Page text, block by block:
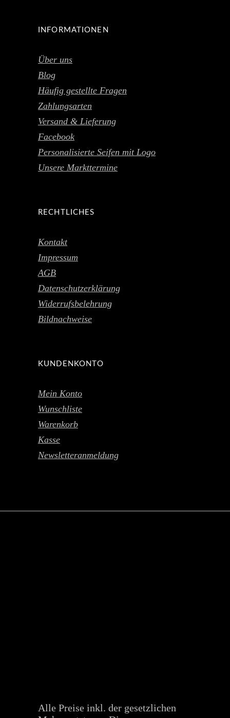
INFORMATIONEN
Über uns
Blog
Häufig gestellte Fragen
Zahlungsarten
Versand & Lieferung
Facebook
Personalisierte Seifen mit Logo
Unsere Markttermine
RECHTLICHES
Kontakt
Impressum
AGB
Datenschutzerklärung
Widerrufsbelehrung
Bildnachweise
KUNDENKONTO
Mein Konto
Wunschliste
Warenkorb
Kasse
Newsletteranmeldung
Alle Preise inkl. der gesetzlichen